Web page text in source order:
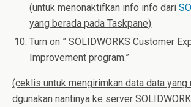
(untuk menonaktifkan info info dari
yang berada pada Taskpane)
Turn on ” SOLIDWORKS Customer
Improvement program.”
(ceklis untuk mengirimkan data data yang
dgunakan nantinya ke server